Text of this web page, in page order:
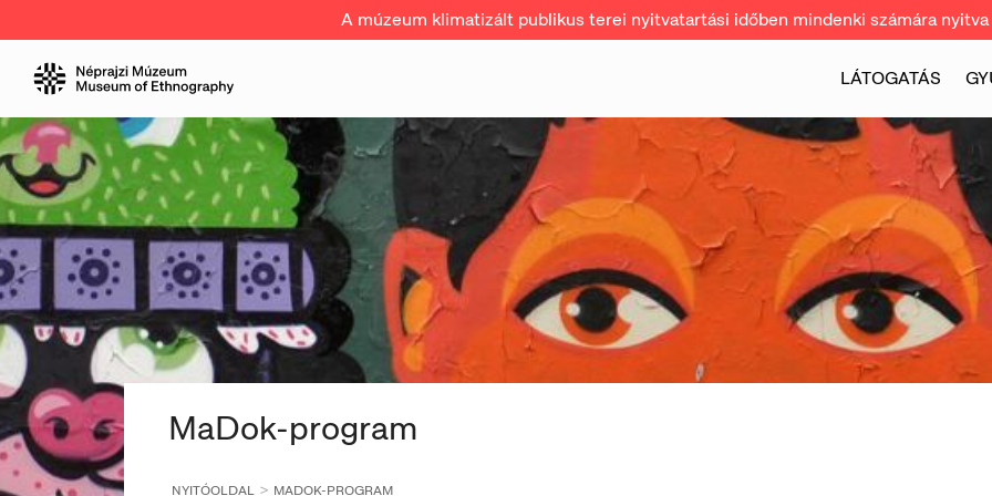
A múzeum klimatizált publikus terei nyitvatartási időben mindenki számára nyitva
LÁTOGATÁS
MaDok-program
NYITÓOLDAL MADOK-PROGRAM